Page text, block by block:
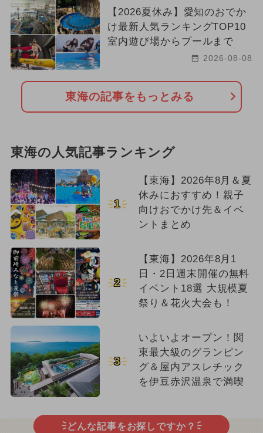
【2026夏休み】愛知のおでか
け最新人気ランキングTOP10
室内遊び場からプールまで
2026-08-08
東海の記事をもっとみる
東海の人気記事ランキング
1
【東海】2026年8月＆夏
休みにおすすめ！親子
向けおでかけ先＆イベ
ントまとめ
2
【東海】2026年8月1
日・2日週末開催の無料
イベント18選 大規模夏
祭り＆花火大会も！
3
いよいよオープン！関
東最大級のグランピン
グ＆屋内アスレチック
を伊豆赤沢温泉で満喫
どんな記事をお探しですか？